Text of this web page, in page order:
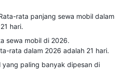
rata panjang sewa mobil dalam
hari.
sewa mobil di 2026.
rata dalam 2026 adalah 21 hari.
yang paling banyak dipesan di